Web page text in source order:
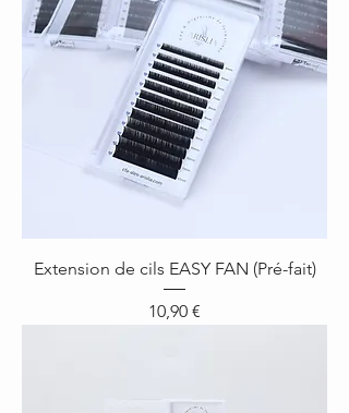
Extension de cils EASY FAN (Pré-fait)
Prix
10,90 €